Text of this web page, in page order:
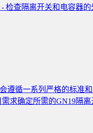
检查隔离开关和电容器
遵循一系列严格的标准
求确定所需的GN19隔